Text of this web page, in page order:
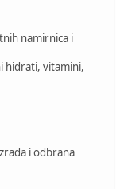
namirnica i
hidrati, vitamini,
i odbrana